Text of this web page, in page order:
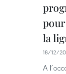
la
18/12/
A